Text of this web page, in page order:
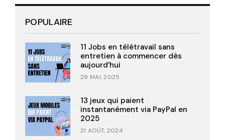
POPULAIRE
11 Jobs en télétravail sans
entretien à commencer dès
aujourd’hui
29 MAI, 2025
13 jeux qui paient
instantanément via PayPal en
2025
21 AOÛT, 2024